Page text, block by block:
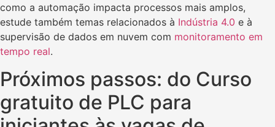
como a automação impacta processos mais amplos,
estude também temas relacionados à Indústria 4.0 e à
supervisão de dados em nuvem com monitoramento em
tempo real.
Próximos passos: do Curso
gratuito de PLC para